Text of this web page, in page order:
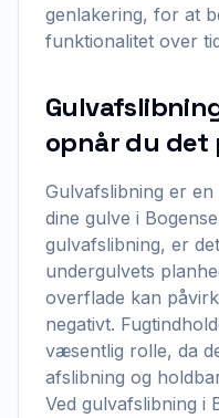
genlakering, for at
funktionalitet over
opnår du
Gulvafslibning er
dine gulve i
gulvafslibning, er
undergulvets
overflade kan
negativt.
væsentlig rolle, da
afslibning og
Ved gulvafslibning i